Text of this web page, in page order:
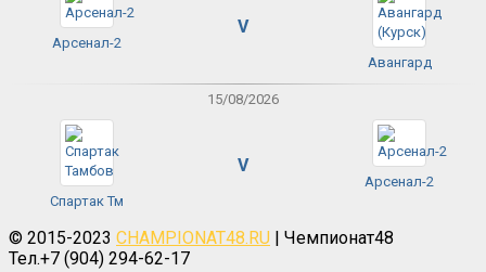
Арсенал-2
V
Авангард
15/08/2026
Спартак Тм
V
Арсенал-2
© 2015-2023 CHAMPIONAT48.RU | Чемпионат48
Тел.+7 (904) 294-62-17